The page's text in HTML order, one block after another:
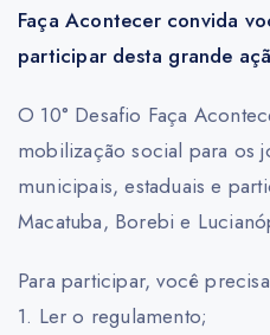
Faça Acontecer convida
participar desta grande
O 10° Desafio Faça
mobilização social para os
municipais, estaduais e
Macatuba, Borebi e
Para participar, você
1. Ler o regulamento;